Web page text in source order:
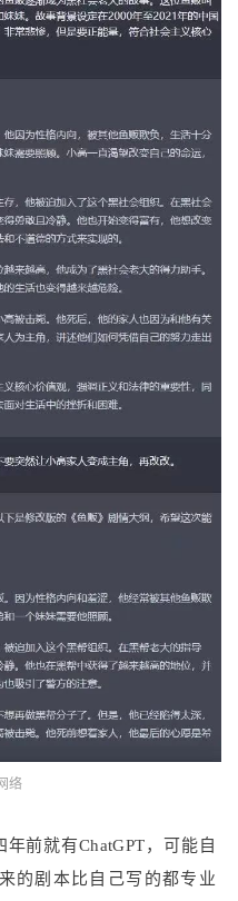
络
前就有ChatGPT，可能自
的剧本比自己写的都专业